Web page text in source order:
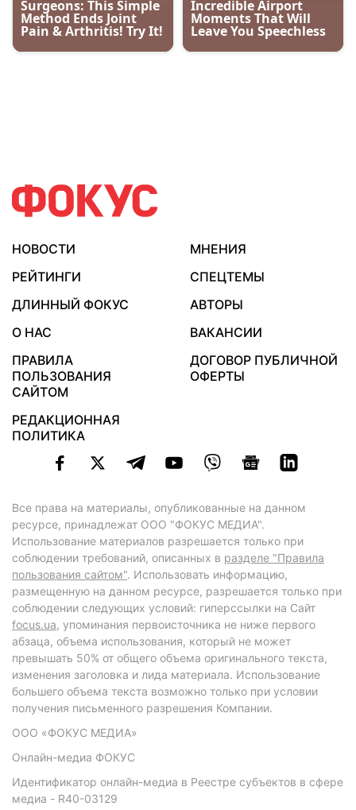
НОВОСТИ
МНЕНИЯ
РЕЙТИНГИ
СПЕЦТЕМЫ
ДЛИННЫЙ ФОКУС
АВТОРЫ
О НАС
ВАКАНСИИ
ПРАВИЛА
ПОЛЬЗОВАНИЯ
САЙТОМ
ДОГОВОР ПУБЛИЧНОЙ
ОФЕРТЫ
РЕДАКЦИОННАЯ
ПОЛИТИКА
Все права на материалы, опубликованные на данном
ресурсе, принадлежат ООО "ФОКУС МЕДИА".
Использование материалов разрешается только при
соблюдении требований, описанных в разделе "Правила
пользования сайтом". Использовать информацию,
размещенную на данном ресурсе, разрешается только при
соблюдении следующих условий: гиперссылки на Сайт
focus.ua, упоминания первоисточника не ниже первого
абзаца, объема использования, который не может
превышать 50% от общего объема оригинального текста,
изменения заголовка и лида материала. Использование
большего объема текста возможно только при условии
получения письменного разрешения Компании.
ООО «ФОКУС МЕДИА»
Онлайн-медиа ФОКУС
Идентификатор онлайн-медиа в Реестре субъектов в сфере
медиа - R40-03129